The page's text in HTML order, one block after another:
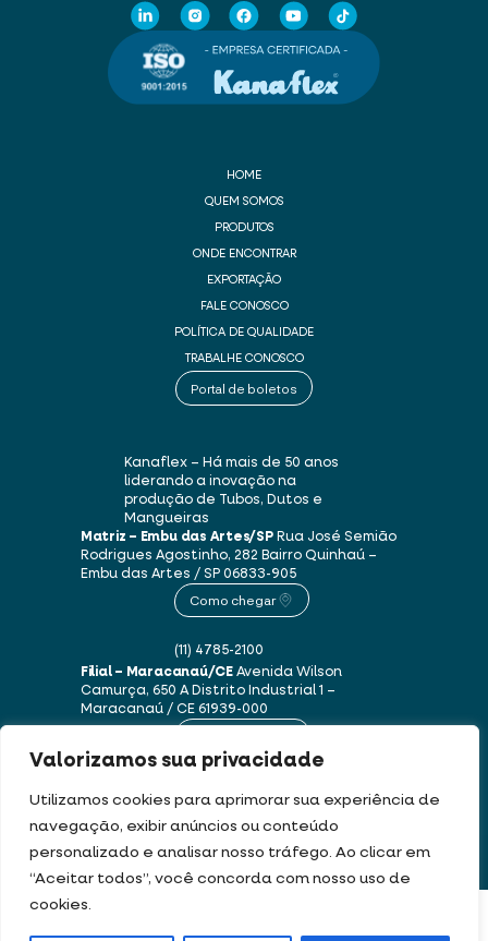
Valorizamos sua privacidade
Utilizamos cookies para aprimorar sua experiência de
navegação, exibir anúncios ou conteúdo
personalizado e analisar nosso tráfego. Ao clicar em
“Aceitar todos”, você concorda com nosso uso de
cookies.
HOME
QUEM SOMOS
PRODUTOS
ONDE ENCONTRAR
EXPORTAÇÃO
FALE CONOSCO
POLÍTICA DE QUALIDADE
TRABALHE CONOSCO
Portal de boletos
Kanaflex – Há mais de 50 anos
liderando a inovação na
produção de Tubos, Dutos e
Mangueiras
Matriz – Embu das Artes/SPRua José Semião
Rodrigues Agostinho, 282 Bairro Quinhaú –
Embu das Artes / SP06833-905
Como chegar
(11) 4785-2100
Filial – Maracanaú/CEAvenida Wilson
Camurça, 650 ADistrito Industrial 1 –
Maracanaú / CE61939-000
Este site usa cookies e dados pessoais de acordo com os nossos Termos de Uso e